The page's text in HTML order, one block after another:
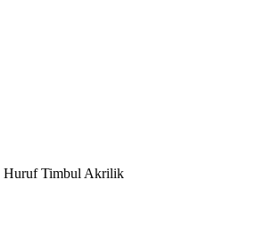
Huruf Timbul Akrilik